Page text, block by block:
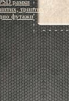
рамки
триптих
футажи